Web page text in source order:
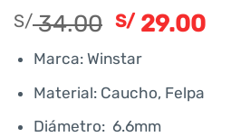
S/34.00 El
precio
original
era:
S/29.00El
Marca: Winstar
Material: Caucho, Felpa
Diámetro: 6.6mm